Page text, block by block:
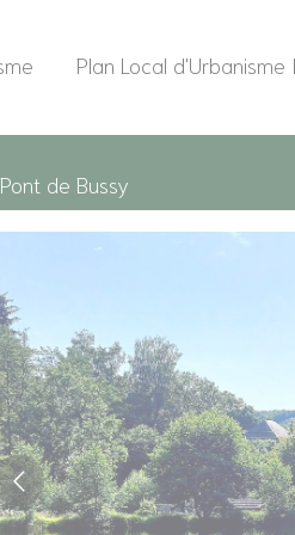
Plan Local
de Bussy